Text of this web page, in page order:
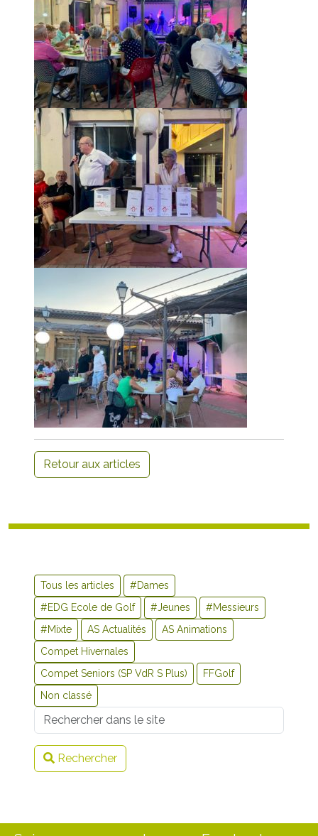
Retour aux articles
Tous les articles
#Dames
#EDG Ecole de Golf
#Jeunes
#Messieurs
#Mixte
AS Actualités
AS Animations
Compet Hivernales
Compet Seniors (SP VdR S Plus)
FFGolf
Non classé
Username
Rechercher